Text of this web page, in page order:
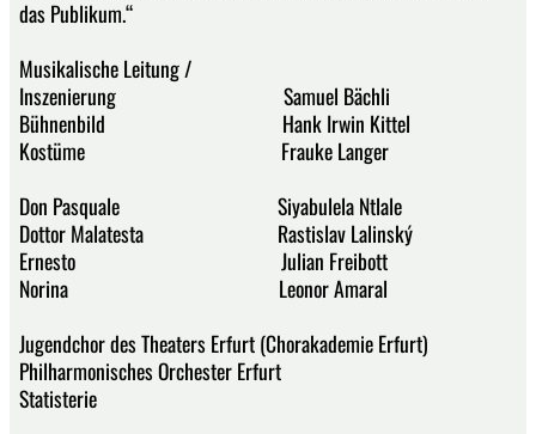
das Publikum.“
Musikalische Leitung /
Inszenierung Samuel Bächli
Bühnenbild Hank Irwin Kittel
Kostüme Frauke Langer
Don Pasquale Siyabulela Ntlale
Dottor Malatesta Rastislav Lalinský
Ernesto Julian Freibott
Norina Leonor Amaral
Jugendchor des Theaters Erfurt (Chorakademie Erfurt)
Philharmonisches Orchester Erfurt
Statisterie